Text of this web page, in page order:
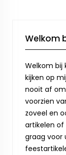
Welkom
Welkom bij
kijken op
nooit af
voorzien
zoveel en
artikelen
graag voor